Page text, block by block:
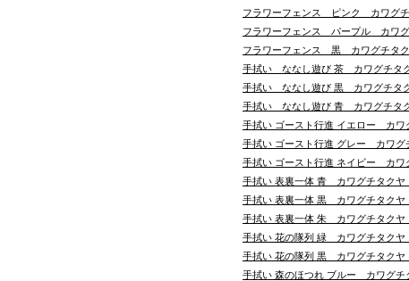
フラワーフェンス ピンク カワグ
フラワーフェンス パープル カワ
フラワーフェンス 黒 カワグチタ
手拭い ななし遊び 茶 カワグチタ
手拭い ななし遊び 黒 カワグチタ
手拭い ななし遊び 青 カワグチタ
手拭い ゴースト行進 イエロー カ
手拭い ゴースト行進 グレー カワ
手拭い ゴースト行進 ネイビー カ
手拭い 表裏一体 青 カワグチタクヤ
手拭い 表裏一体 黒 カワグチタクヤ
手拭い 表裏一体 朱 カワグチタクヤ
手拭い 花の隊列 緑 カワグチタクヤ
手拭い 花の隊列 黒 カワグチタクヤ
手拭い 森のほつれ ブルー カワグ